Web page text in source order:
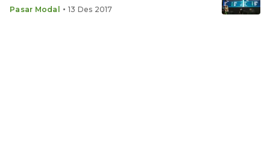
Pasar Modal • 13 Des 2017